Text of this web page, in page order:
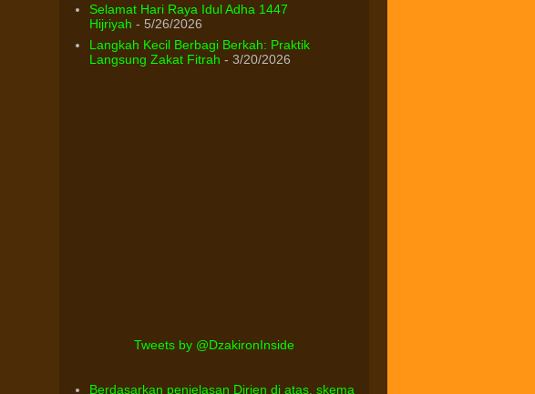
Selamat Hari Raya Idul Adha 1447
Hijriyah - 5/26/2026
Langkah Kecil Berbagi Berkah: Praktik
Langsung Zakat Fitrah - 3/20/2026
Tweets by @DzakironInside
Berdasarkan penjelasan Dirjen di atas, skema